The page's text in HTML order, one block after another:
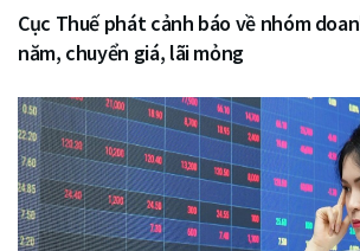
Cục Thuế phát cảnh báo về nhóm
năm, chuyển giá, lãi mỏng